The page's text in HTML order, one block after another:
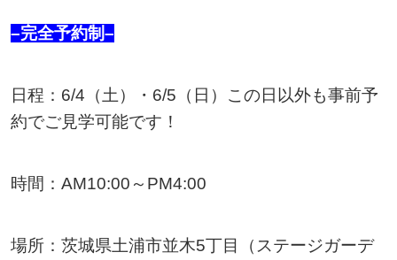
–完全予約制–
日程：6/4（土）・6/5（日）この日以外も事前予
約でご見学可能です！
時間：AM10:00～PM4:00
場所：茨城県土浦市並木5丁目（ステージガーデ